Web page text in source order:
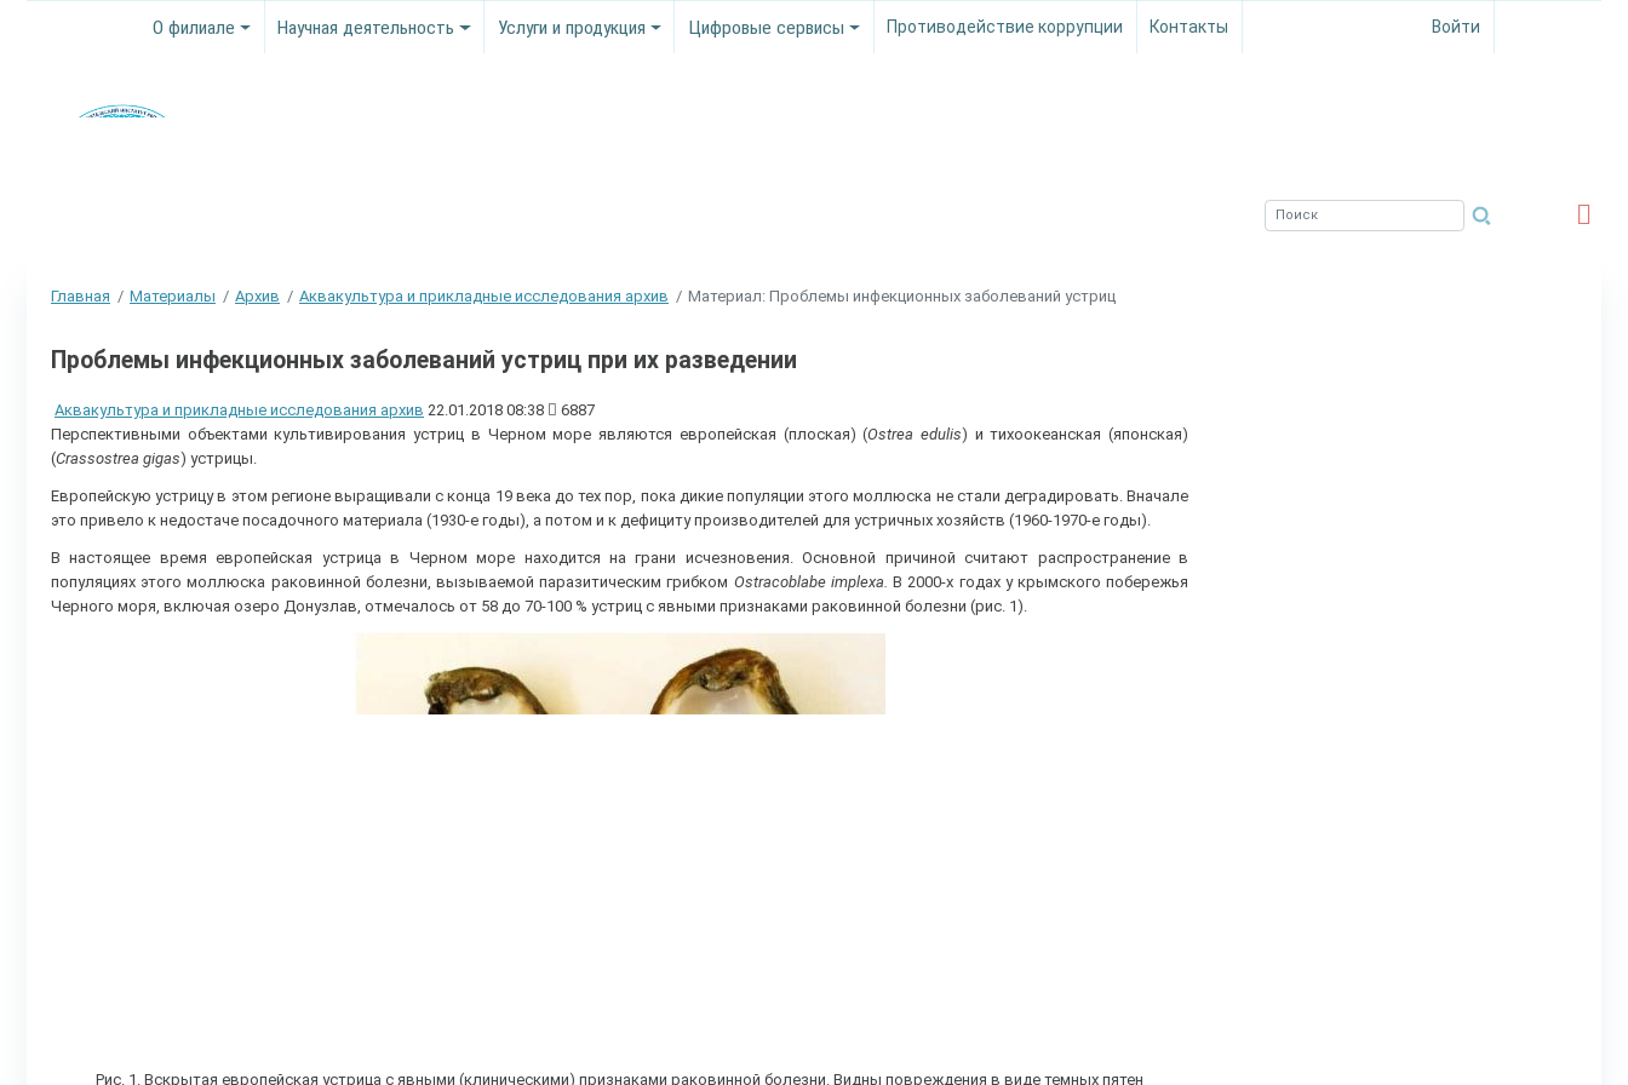
О филиале Научная деятельность Услуги и продукция Цифровые сервисы Противодействие коррупции Контакты Войти
Главная Материалы Архив Аквакультура и прикладные исследования архив Материал: Проблемы инфекционных заболеваний устриц
Проблемы инфекционных заболеваний устриц при их разведении
Аквакультура и прикладные исследования архив 22.01.2018 08:38
6887
Перспективными объектами культивирования устриц в Черном море являются европейская (плоская) (Ostrea edulis) и тихоокеанская (японская)
(Crassostrea gigas) устрицы.
Европейскую устрицу в этом регионе выращивали с конца 19 века до тех пор, пока дикие популяции этого моллюска не стали деградировать. Вначале
это привело к недостаче посадочного материала (1930-е годы), а потом и к дефициту производителей для устричных хозяйств (1960-1970-е годы).
В настоящее время европейская устрица в Черном море находится на грани исчезновения. Основной причиной считают распространение в
популяциях этого моллюска раковинной болезни, вызываемой паразитическим грибком Ostracoblabe implexa.В 2000-х годах у крымского побережья
Черного моря, включая озеро Донузлав, отмечалось от 58 до 70-100 % устриц с явными признаками раковинной болезни (рис. 1).
Рис. 1. Вскрытая европейская устрица с явными (клиническими) признаками раковинной болезни. Видны повреждения в виде темных пятен